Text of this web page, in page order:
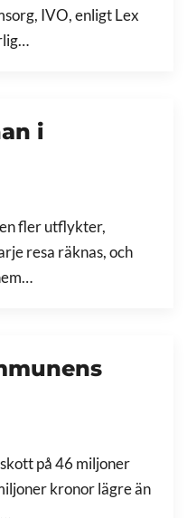
IVO, enligt Lex
i
fler utflykter,
resa räknas, och
på 46 miljoner
kronor lägre än